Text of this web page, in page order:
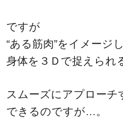
ですが
“ある筋肉”をイメージ
身体を３Ｄで捉えられ
スムーズにアプローチ
できるのですが…。